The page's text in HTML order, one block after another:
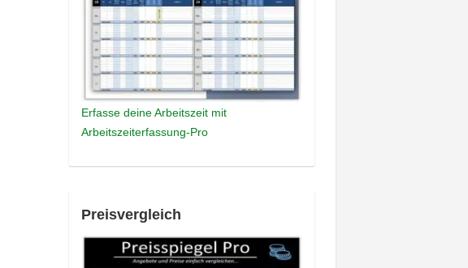
Erfasse deine Arbeitszeit mit
Arbeitszeiterfassung-Pro
Preisvergleich